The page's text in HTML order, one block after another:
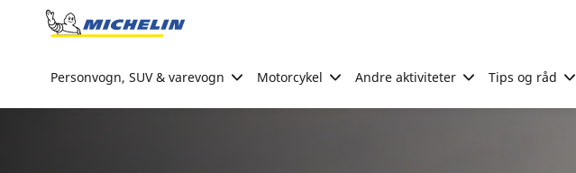
Go to page content
Personvogn, SUV & varevogn Motorcykel Andre aktiviteter Tips og råd